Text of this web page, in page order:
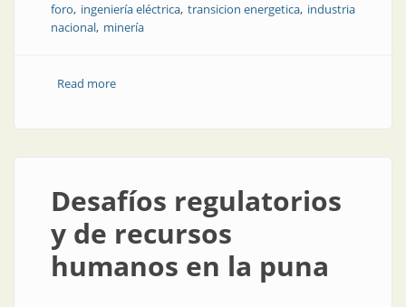
foro ingeniería eléctrica transicion energetica industria
nacional minería
Read moreabout Las empresas argentinas pueden proveer a la
Desafíos regulatorios
y de recursos
humanos en la puna